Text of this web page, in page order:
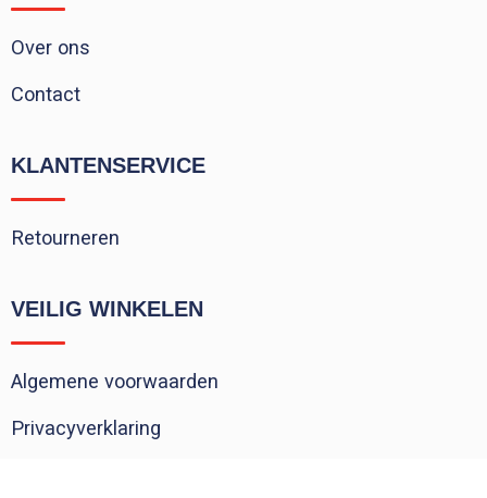
Over ons
Contact
KLANTENSERVICE
Retourneren
VEILIG WINKELEN
Algemene voorwaarden
Privacyverklaring